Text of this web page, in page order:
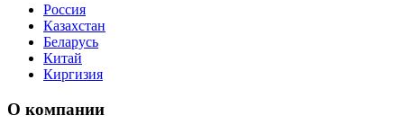
Россия
Казахстан
Беларусь
Китай
Киргизия
О компании